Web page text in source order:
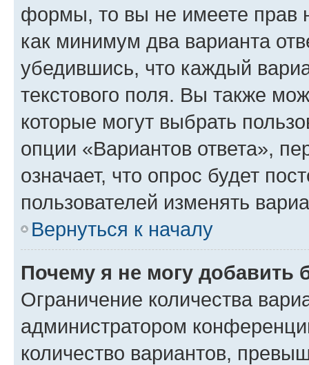
формы, то вы не имеете прав
как минимум два варианта
убедившись, что каждый
текстового поля. Вы также
которые могут выбрать
опции «Вариантов ответа»,
означает, что опрос будет
пользователей изменять
Вернуться к началу
Почему я не могу добавить
Ограничение количества
администратором
количество вариантов,